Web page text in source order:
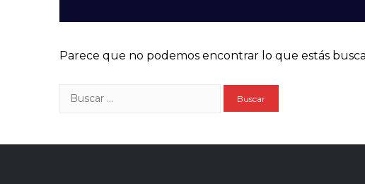
Parece que no podemos encontrar lo que estás